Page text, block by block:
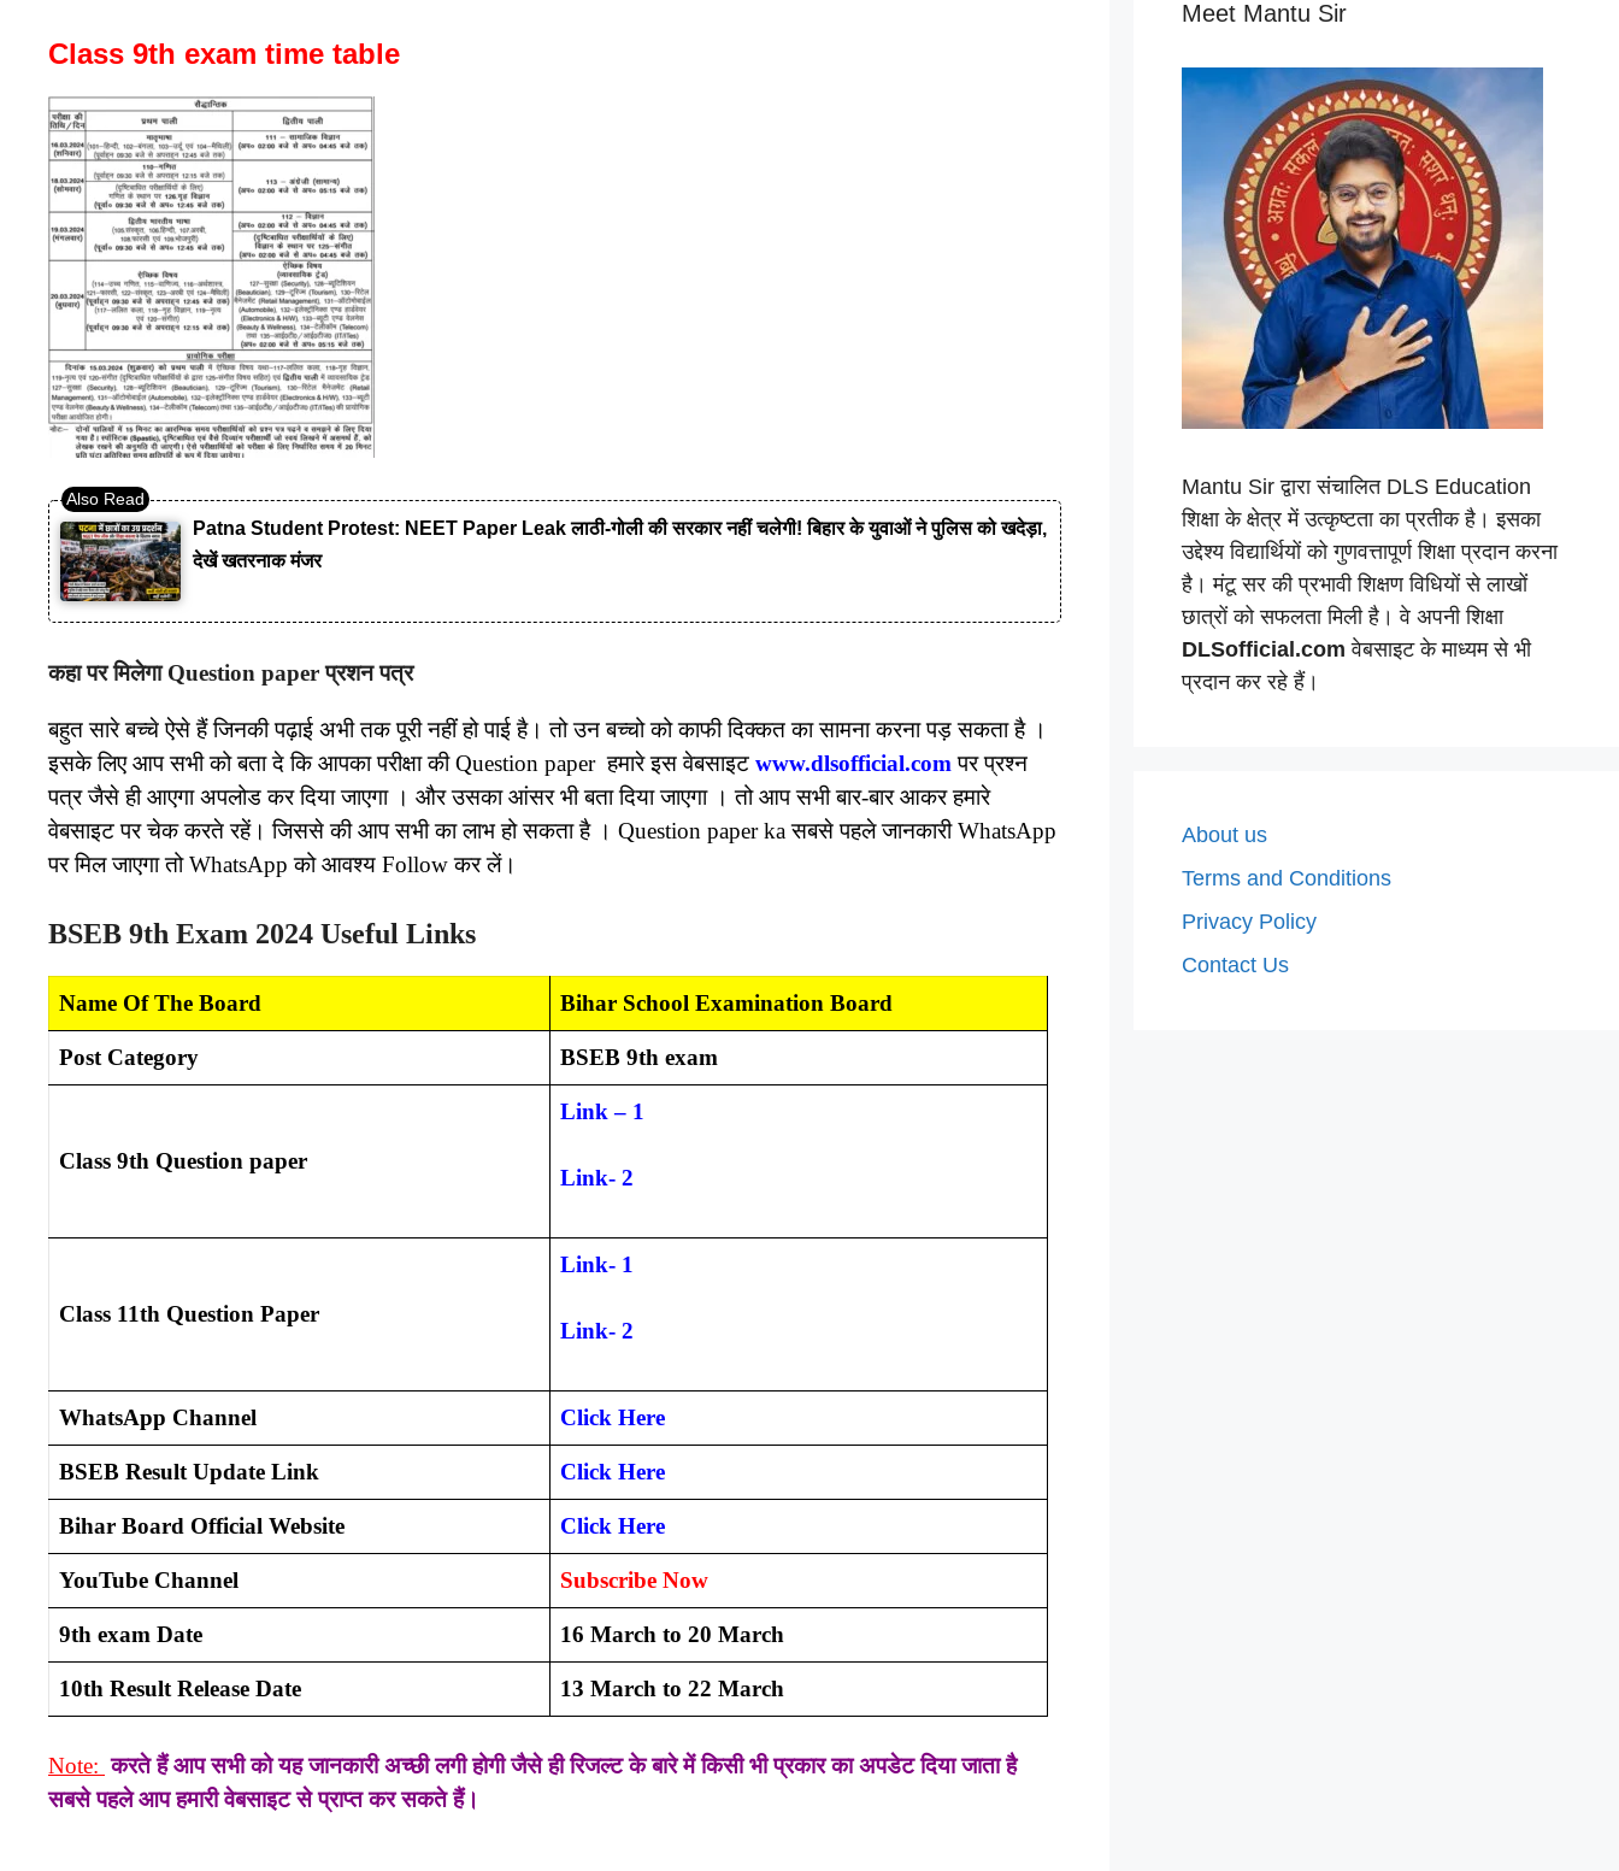
Class 9th exam time table
Patna Student Protest: NEET Paper Leak लाठी-गोली की सरकार नहीं चलेगी! बिहार के युवाओं ने पुलिस को खदेड़ा,
देखें खतरनाक मंजर
कहा पर मिलेगा Question paper प्रशन पत्र
बहुत सारे बच्चे ऐसे हैं जिनकी पढ़ाई अभी तक पूरी नहीं हो पाई है। तो उन बच्चो को काफी दिक्कत का सामना करना पड़ सकता है ।
इसके लिए आप सभी को बता दे कि आपका परीक्षा की Question paper हमारे इस वेबसाइट www.dlsofficial.comपर प्रश्न
पत्र जैसे ही आएगा अपलोड कर दिया जाएगा । और उसका आंसर भी बता दिया जाएगा । तो आप सभी बार-बार आकर हमारे
वेबसाइट पर चेक करते रहें। जिससे की आप सभी का लाभ हो सकता है । Question paper ka सबसे पहले जानकारी WhatsApp
पर मिल जाएगा तो WhatsApp को आवश्य Follow कर लें।
BSEB 9th Exam 2024 Useful Links
Name Of The Board Bihar School Examination Board
Post Category BSEB 9th exam
Class 9th Question paper
Link – 1
Link- 2
Class 11th Question Paper
Link- 1
Link- 2
WhatsApp Channel Click Here
BSEB Result Update Link Click Here
Bihar Board Official Website Click Here
YouTube Channel Subscribe Now
9th exam Date 16 March to 20 March
10th Result Release Date 13 March to 22 March
Note: करते हैं आप सभी को यह जानकारी अच्छी लगी होगी जैसे ही रिजल्ट के बारे में किसी भी प्रकार का अपडेट दिया जाता है
सबसे पहले आप हमारी वेबसाइट से प्राप्त कर सकते हैं।
Meet Mantu Sir
Mantu Sir द्वारा संचालित DLS Education
शिक्षा के क्षेत्र में उत्कृष्टता का प्रतीक है। इसका
उद्देश्य विद्यार्थियों को गुणवत्तापूर्ण शिक्षा प्रदान करना
है। मंटू सर की प्रभावी शिक्षण विधियों से लाखों
छात्रों को सफलता मिली है। वे अपनी शिक्षा
DLSofficial.com वेबसाइट के माध्यम से भी
प्रदान कर रहे हैं।
About us
Terms and Conditions
Privacy Policy
Contact Us